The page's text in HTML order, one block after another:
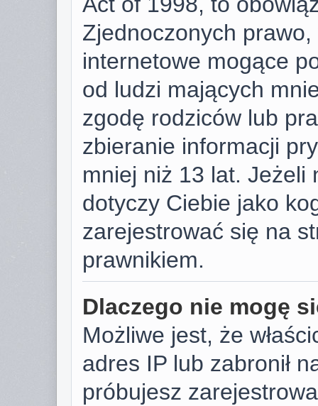
Zjednoczonych
internetowe mogące
od ludzi mających
zgodę rodziców lub
zbieranie informacji
mniej niż 13 lat. Jeżeli
dotyczy Ciebie jako
zarejestrować się na
prawnikiem.
Dlaczego nie mogę
Możliwe jest, że
adres IP lub zabronił
próbujesz